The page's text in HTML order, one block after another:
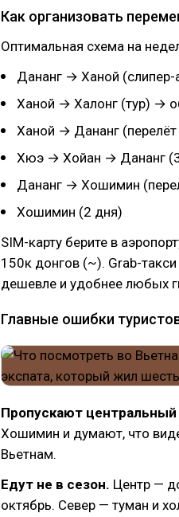
Как организовать
Оптимальная схема на
Дананг → Ханой (слипер-
Ханой → Халонг (тур) →
Ханой → Дананг (перелёт
Хюэ → Хойан → Дананг
Дананг → Хошимин
Хошимин (2 дня)
SIM-карту берите в
150к донгов (~). Grab-
дешевле и удобнее любых
Главные ошибки
Пропускают
Хошимин и думают, что
Вьетнам.
Едут не в сезон. Центр —
октябрь. Север — туман и